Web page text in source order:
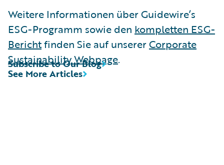
Weitere Informationen über Guidewire’s
ESG-Programm sowie den kompletten ESG-
Berichtfinden Sie auf unsererCorporate
Sustainability Webpage.
See More Articles
Subscribe to Our Blog